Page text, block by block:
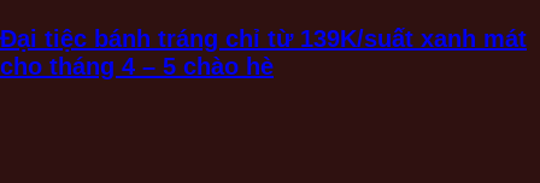
Đại tiệc bánh tráng chỉ từ 139K/suất xanh mát
cho tháng 4 – 5 chào hè